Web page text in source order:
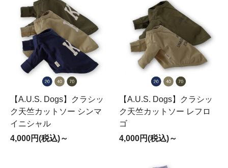
【A.U.S. Dogs】クラシッ
ク天竺カットソー シンマ
イニシャル
4,000円(税込)～
【A.U.S. Dogs】クラシッ
ク天竺カットソー レフロ
ゴ
4,000円(税込)～